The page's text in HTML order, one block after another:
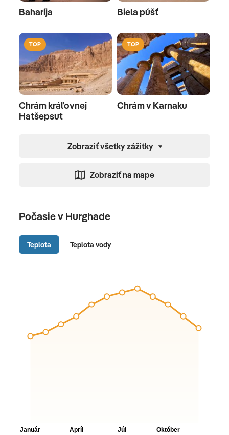
Baharíja Biela púšť
TOP
Chrám kráľovnej
Hatšepsut
TOP
Chrám v Karnaku
Zobraziť všetky zážitky
Zobraziť na mape
Počasie v Hurghade
Teplota Teplota vody